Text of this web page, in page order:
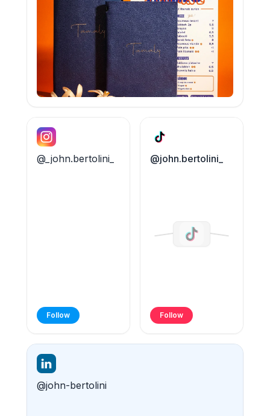
@_john.bertolini_
Follow
@john.bertolini_
Follow
@john-bertolini